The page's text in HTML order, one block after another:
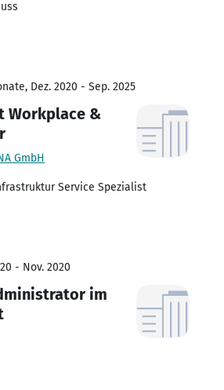
Dez. 2020 - Sep. 2025
Workplace &
GmbH
Service Spezialist
- Nov. 2020
im